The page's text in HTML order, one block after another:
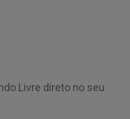
Livre direto no seu